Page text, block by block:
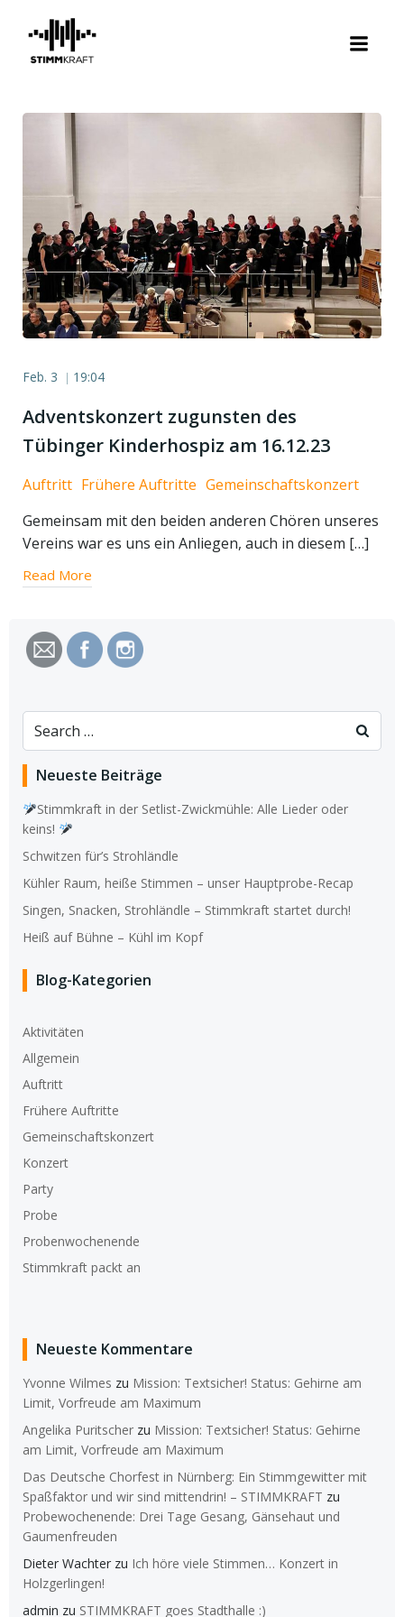
Feb. 3 | 19:04
Adventskonzert zugunsten des
Tübinger Kinderhospiz am 16.12.23
Auftritt Frühere Auftritte Gemeinschaftskonzert
Gemeinsam mit den beiden anderen Chören unseres
Vereins war es uns ein Anliegen, auch in diesem […]
Read More
Search
for:
Neueste Beiträge
Stimmkraft in der Setlist-Zwickmühle: Alle Lieder oder
keins!
Schwitzen für’s Strohländle
Kühler Raum, heiße Stimmen – unser Hauptprobe-Recap
Singen, Snacken, Strohländle – Stimmkraft startet durch!
Heiß auf Bühne – Kühl im Kopf
Blog-Kategorien
Aktivitäten
Allgemein
Auftritt
Frühere Auftritte
Gemeinschaftskonzert
Konzert
Party
Probe
Probenwochenende
Stimmkraft packt an
Neueste Kommentare
Yvonne Wilmes zu Mission: Textsicher! Status: Gehirne am
Limit, Vorfreude am Maximum
Angelika Puritscher zu Mission: Textsicher! Status: Gehirne
am Limit, Vorfreude am Maximum
Das Deutsche Chorfest in Nürnberg: Ein Stimmgewitter mit
Spaßfaktor und wir sind mittendrin! – STIMMKRAFT zu
Probewochenende: Drei Tage Gesang, Gänsehaut und
Gaumenfreuden
Dieter Wachter zu Ich höre viele Stimmen… Konzert in
Holzgerlingen!
admin zu STIMMKRAFT goes Stadthalle :)